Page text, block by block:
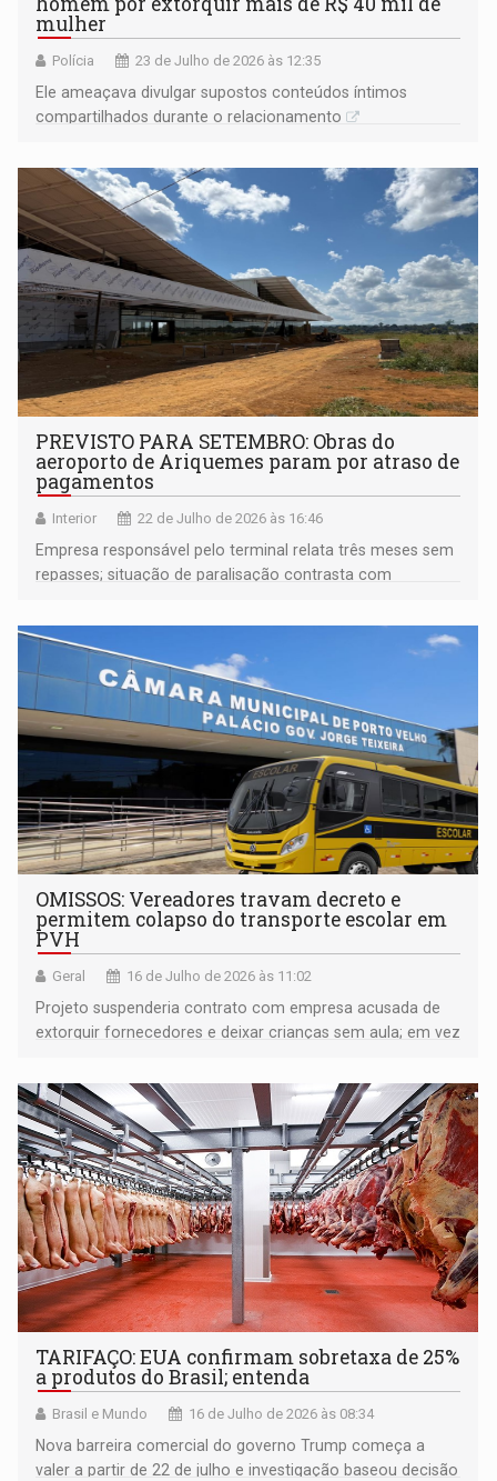
mulher
Polícia 23 de Julho de 2026 às 12:35
Ele ameaçava divulgar supostos conteúdos íntimos
compartilhados durante o relacionamento
PREVISTO PARA SETEMBRO: Obras do
aeroporto de Ariquemes param por atraso de
pagamentos
Interior 22 de Julho de 2026 às 16:46
Empresa responsável pelo terminal relata três meses sem
repasses; situação de paralisação contrasta com
OMISSOS: Vereadores travam decreto e
permitem colapso do transporte escolar em
PVH
Geral 16 de Julho de 2026 às 11:02
Projeto suspenderia contrato com empresa acusada de
extorquir fornecedores e deixar crianças sem aula; em vez
de 15 dias para trabalhar em campanha eleitoral
TARIFAÇO: EUA confirmam sobretaxa de 25%
a produtos do Brasil; entenda
Brasil e Mundo 16 de Julho de 2026 às 08:34
Nova barreira comercial do governo Trump começa a
valer a partir de 22 de julho e investigação baseou decisão